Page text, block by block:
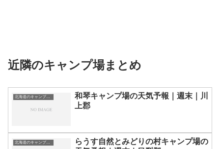
近隣のキャンプ場まとめ
北海道のキャンプ場一覧
和琴キャンプ場の天気予報｜週末｜川
上郡
北海道のキャンプ場一覧
らうす自然とみどりの村キャンプ場の